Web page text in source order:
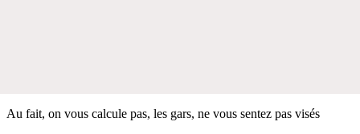
Au fait, on vous calcule pas, les gars, ne vous sentez pas visés